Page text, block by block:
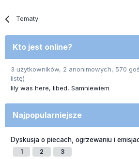
Tematy
Kto jest online?
3 użytkowników, 2 anonimowych, 570
listę)
lily was here libed Samniewiem
Najpopularniejsze
Dyskusja o piecach, ogrzewaniu i
1 2 3